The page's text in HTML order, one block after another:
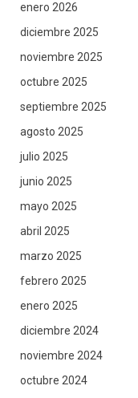
enero 2026
diciembre 2025
noviembre 2025
octubre 2025
septiembre 2025
agosto 2025
julio 2025
junio 2025
mayo 2025
abril 2025
marzo 2025
febrero 2025
enero 2025
diciembre 2024
noviembre 2024
octubre 2024